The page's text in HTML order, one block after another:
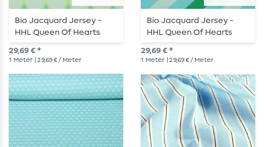
Bio Jacquard Jersey -
HHL Queen Of Hearts
Harlequin Hearts Türkis
29,69 € *
1 Meter | 29,69 € / Meter
Bio Jacquard Jersey -
HHL Queen Of Hearts
Royal Candy Stripes
Türkis
29,69 € *
1 Meter | 29,69 € / Meter